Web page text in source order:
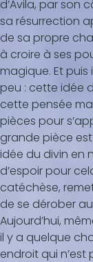
d’Avila, par son
sa résurrection
de sa propre
à croire à ses
magique. Et puis
peu : cette idée
cette pensée
pièces pour
grande pièce
idée du divin en
d’espoir pour
catéchèse,
de se dérober
Aujourd’hui,
il y a quelque
endroit qui n’est